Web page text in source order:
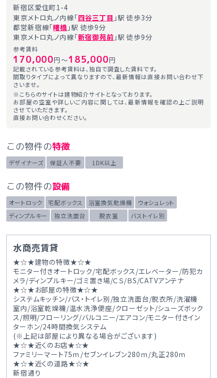
新宿区愛住町1-4
東京メトロ丸ノ内線「四谷三丁目 」駅 徒歩3分
都営新宿線「曙橋 」駅 徒歩9分
東京メトロ丸ノ内線「新宿御苑前 」駅 徒歩9分
参考賃料
170,000円～185,000円
記載されている参考賃料は、独自で調査した賃料です。
間取りタイプによって異なりますので、最新情報は直接お問い合わせ下
さいませ。
※こちらのサイトは建物紹介サイトとなっております。
お部屋の空室や詳しいご内容に関しては、最新情報を確認の上ご説明
させていただきます。
直接お問い合わせください。
この物件の特徴
デザイナーズ 保証人不要 1DK以上
この物件の設備
オートロック 宅配ボックス 浴室換気乾燥機
ウォシュレット
ディンプルキー
独立洗面台 脱衣室 バストイレ別
水商売賃貸
★☆★建物の特徴★☆★
モニター付きオートロック/宅配ボックス/エレベーター/防犯カ
メラ/ディンプルキー/ゴミ置き場/ＣＳ/ＢS/CATVアンテナ
★☆★お部屋の特徴★☆★
システムキッチン/バス・トイレ別/独立洗面台/脱衣所/洗濯機
室内/浴室乾燥機/温水洗浄便座/クローゼット/シューズボック
ス/照明/フローリング/バルコニー/エアコン/モニター付きイン
ターホン/24時間換気システム
(※上記は部屋により異なる場合がございます)
★☆★近くのお店★☆★
ファミリーマート75ｍ/セブンイレブン280ｍ/丸正280ｍ
★☆★近くの道路★☆★
新宿通り